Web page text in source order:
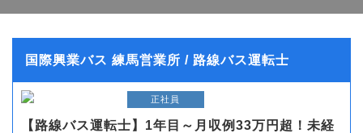
国際興業バス 練馬営業所 / 路線バス運転士
正社員
【路線バス運転士】1年目～月収例33万円超！未経